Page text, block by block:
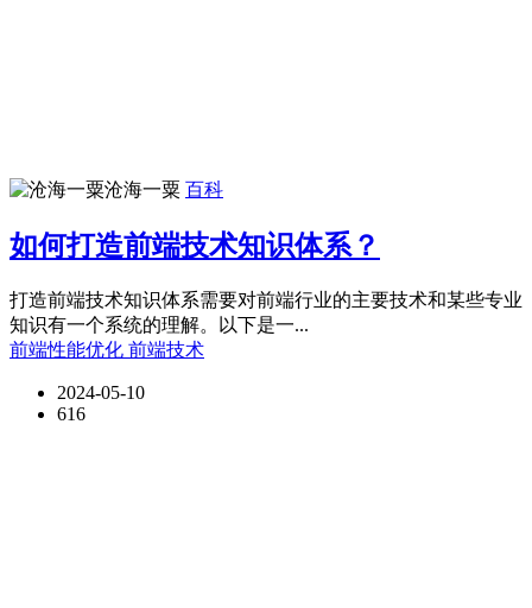
沧海一粟 百科
如何打造前端技术知识体系？
打造前端技术知识体系需要对前端行业的主要技术和某些专业
知识有一个系统的理解。以下是一...
前端性能优化 前端技术
2024-05-10
616